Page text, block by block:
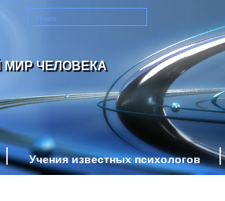
МИР ЧЕЛОВЕКА
Учения известных психологов